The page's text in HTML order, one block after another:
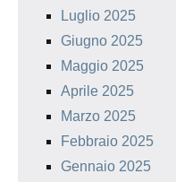
Luglio 2025
Giugno 2025
Maggio 2025
Aprile 2025
Marzo 2025
Febbraio 2025
Gennaio 2025